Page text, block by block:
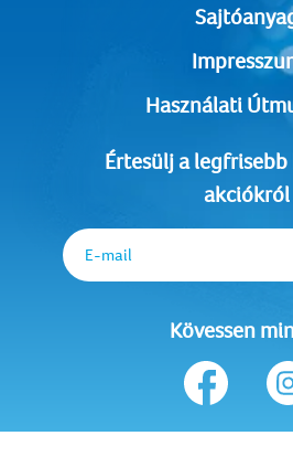
Használati
Értesülj a
akciókról
E-mail
Kövessen